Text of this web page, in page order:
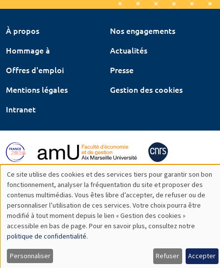
À propos
Nos engagements
Hommage à
Actualités
Offres d'emploi
Presse
Mentions légales
Gestion des cookies
Intranet
Utilisation
des
données
personnelles
et
Ce site utilise des cookies et des services tiers pour garantir son bon
fonctionnement, analyser la fréquentation du site et proposer des
contenus multimédias. Vous êtes libre d’accepter, de refuser ou de
personnaliser l’utilisation de ces services. Votre choix pourra être
modifié à tout moment depuis le lien « Gestion des cookies »
accessible en bas de page. Pour en savoir plus, consultez notre
politique de confidentialité.
Personnaliser Refuser Accepter